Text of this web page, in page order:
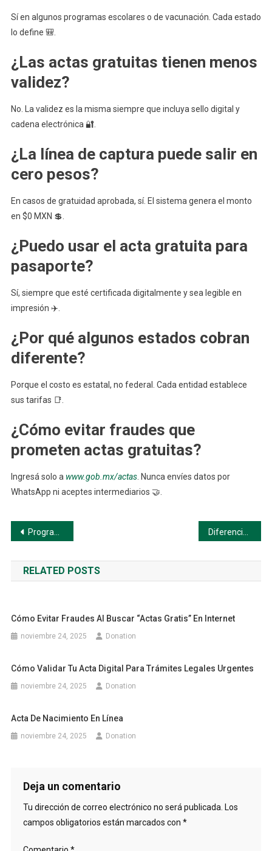
Sí en algunos programas escolares o de vacunación. Cada estado
lo define 🎒.
¿Las actas gratuitas tienen menos
validez?
No. La validez es la misma siempre que incluya sello digital y
cadena electrónica 🔐.
¿La línea de captura puede salir en
cero pesos?
En casos de gratuidad aprobada, sí. El sistema genera el monto
en $0 MXN 💲.
¿Puedo usar el acta gratuita para
pasaporte?
Sí, siempre que esté certificada digitalmente y sea legible en
impresión ✈️.
¿Por qué algunos estados cobran
diferente?
Porque el costo es estatal, no federal. Cada entidad establece
sus tarifas 📑.
¿Cómo evitar fraudes que
prometen actas gratuitas?
Ingresá solo a www.gob.mx/actas. Nunca envíes datos por
WhatsApp ni aceptes intermediarios 🤝.
Navegación
de
entradas
Programas sociales que permiten obtener actas sin costo
RELATED POSTS
Cómo Evitar Fraudes Al Buscar “actas Gratis” En Internet
noviembre 24, 2025 Donation
Cómo Validar Tu Acta Digital Para Trámites Legales Urgentes
noviembre 24, 2025 Donation
Acta De Nacimiento En Línea
noviembre 24, 2025 Donation
Deja un comentario
Tu dirección de correo electrónico no será publicada. Los
campos obligatorios están marcados con *